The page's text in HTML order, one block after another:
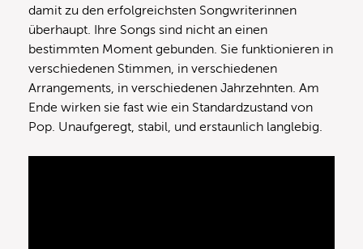
damit zu den erfolgreichsten Songwriterinnen
überhaupt. Ihre Songs sind nicht an einen
bestimmten Moment gebunden. Sie funktionieren in
verschiedenen Stimmen, in verschiedenen
Arrangements, in verschiedenen Jahrzehnten. Am
Ende wirken sie fast wie ein Standardzustand von
Pop. Unaufgeregt, stabil, und erstaunlich langlebig.